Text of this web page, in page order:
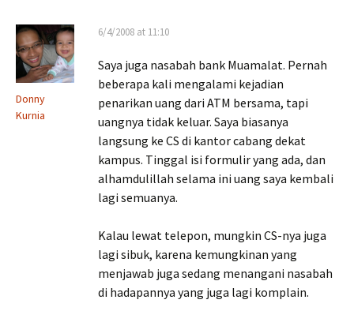
Donny
Kurnia
6/4/2008 at 11:10
Saya juga nasabah bank Muamalat. Pernah
beberapa kali mengalami kejadian
penarikan uang dari ATM bersama, tapi
uangnya tidak keluar. Saya biasanya
langsung ke CS di kantor cabang dekat
kampus. Tinggal isi formulir yang ada, dan
alhamdulillah selama ini uang saya kembali
lagi semuanya.
Kalau lewat telepon, mungkin CS-nya juga
lagi sibuk, karena kemungkinan yang
menjawab juga sedang menangani nasabah
di hadapannya yang juga lagi komplain.